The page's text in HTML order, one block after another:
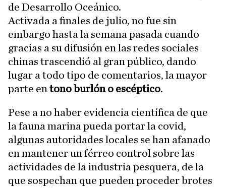
de Desarrollo Oceánico.
Activada a finales de julio, no fue sin
embargo hasta la semana pasada cuando
gracias a su difusión en las redes sociales
chinas trascendió al gran público, dando
lugar a todo tipo de comentarios, la mayor
parte en tono burlón o escéptico.
Pese a no haber evidencia científica de que
la fauna marina pueda portar la covid,
algunas autoridades locales se han afanado
en mantener un férreo control sobre las
actividades de la industria pesquera, de la
que sospechan que pueden proceder brotes